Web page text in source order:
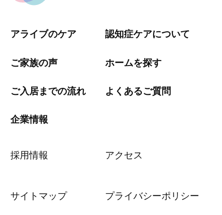
アライブのケア 認知症ケアについて
ご家族の声 ホームを探す
ご入居までの流れ よくあるご質問
企業情報
採用情報 アクセス
サイトマップ プライバシーポリシー